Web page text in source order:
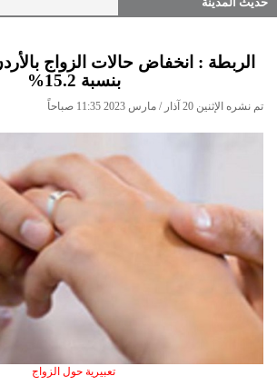
الربطة : انخفاض حالات الزواج
بنسبة 15.2%
تم نشره الإثنين 20 آذار / مارس 2023 11:35 صباحاً
تعبيرية حول الزواج